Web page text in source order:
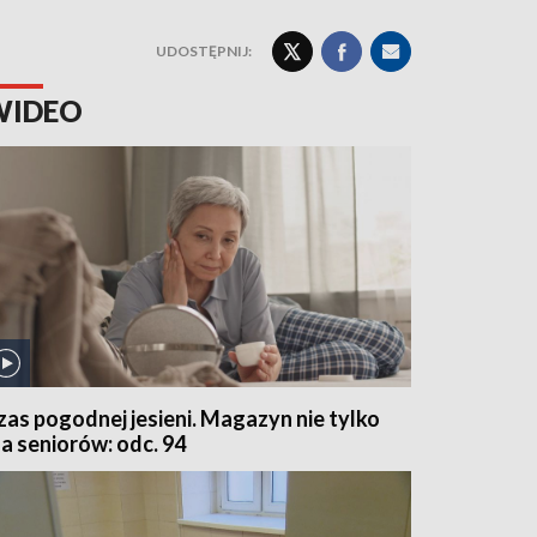
UDOSTĘPNIJ:
pogodnej jesieni. Magazyn nie tylko
seniorów: odc. 94